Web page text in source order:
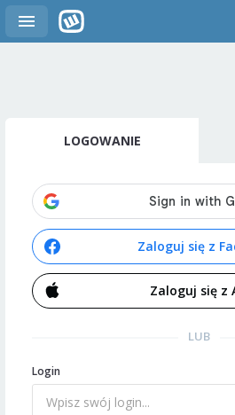
LOGOWANIE
Zaloguj się z
Zaloguj się z
LUB
Login